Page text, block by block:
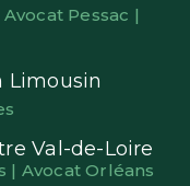
Avocat Pessac |
Limousin
Val-de-Loire
| Avocat Orléans